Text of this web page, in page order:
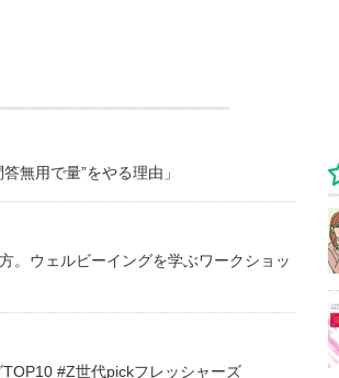
無用で量”をやる理由」
。ウェルビーイングを学ぶワークショッ
#Z世代pickフレッシャーズ